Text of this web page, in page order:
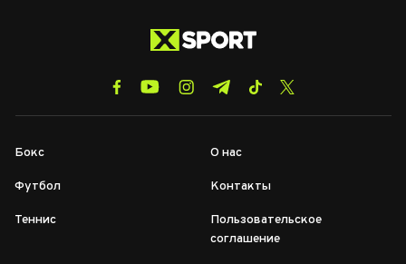
Бокс
Футбол
Теннис
О нас
Контакты
Пользовательское
соглашение